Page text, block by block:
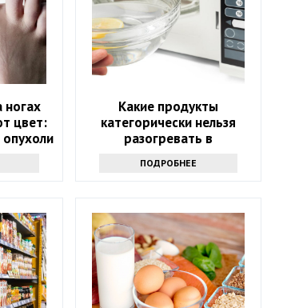
ногах
цвет:
опухоли
Какие продукты
категорически нельзя
разогревать в
советы экспертов
ПОДРОБНЕЕ